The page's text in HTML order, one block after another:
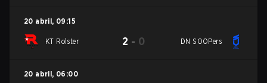
20 abril, 09:15
KT Rolster 2 - 0 DN SOOPers
20 abril, 06:00